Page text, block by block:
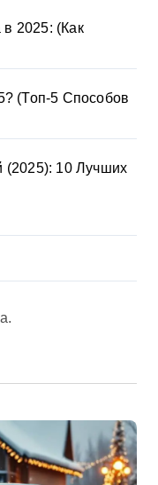
2025: (Как
(Топ-5 Способов
(2025): 10 Лучших